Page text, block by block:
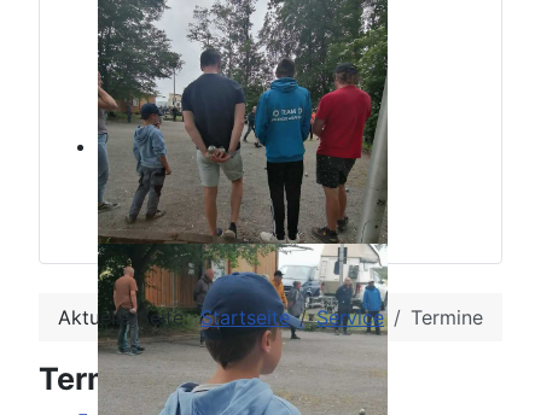
Aktuelle Seite:Startseite Service Termine
Terminkalender